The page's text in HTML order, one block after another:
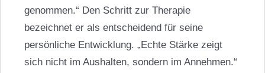
genommen.“ Den Schritt zur Therapie
bezeichnet er als entscheidend für seine
persönliche Entwicklung. „Echte Stärke zeigt
sich nicht im Aushalten, sondern im Annehmen.“